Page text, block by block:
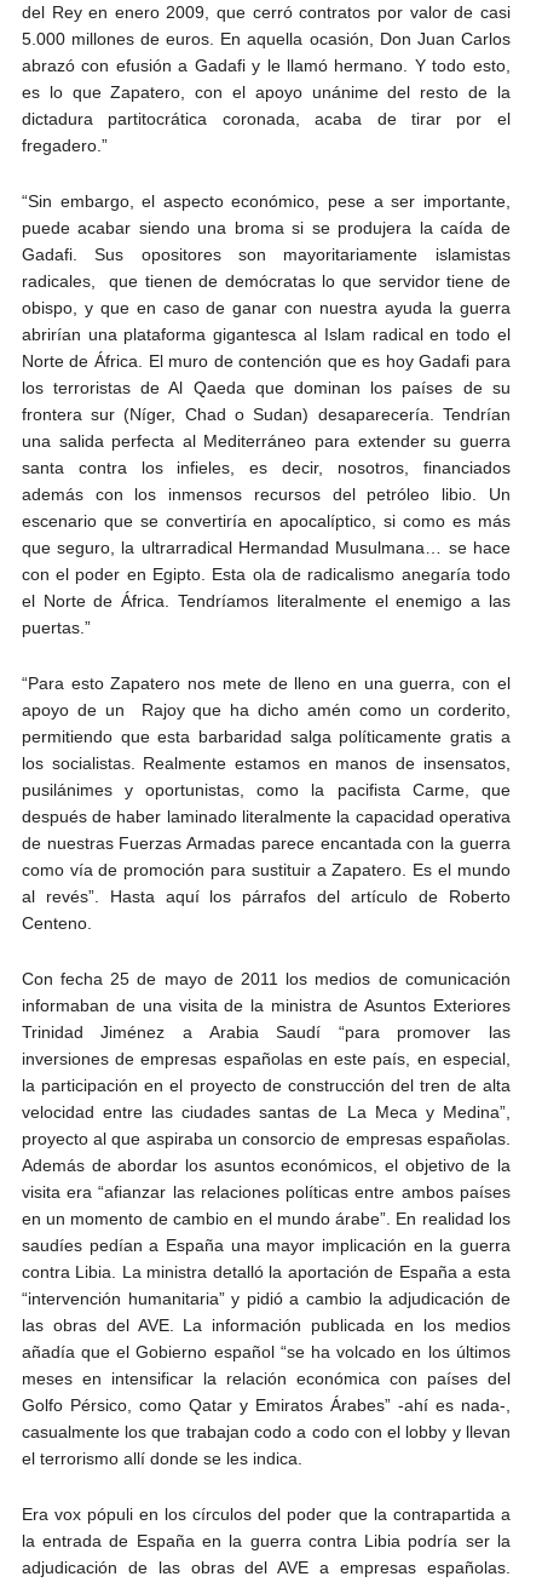
del Rey en enero 2009, que cerró contratos por valor de casi
5.000 millones de euros. En aquella ocasión, Don Juan Carlos
abrazó con efusión a Gadafi y le llamó hermano. Y todo esto,
es lo que Zapatero, con el apoyo unánime del resto de la
dictadura partitocrática coronada, acaba de tirar por el
fregadero.”
“Sin embargo, el aspecto económico, pese a ser importante,
puede acabar siendo una broma si se produjera la caída de
Gadafi. Sus opositores son mayoritariamente islamistas
radicales, que tienen de demócratas lo que servidor tiene de
obispo, y que en caso de ganar con nuestra ayuda la guerra
abrirían una plataforma gigantesca al Islam radical en todo el
Norte de África. El muro de contención que es hoy Gadafi para
los terroristas de Al Qaeda que dominan los países de su
frontera sur (Níger, Chad o Sudan) desaparecería. Tendrían
una salida perfecta al Mediterráneo para extender su guerra
santa contra los infieles, es decir, nosotros, financiados
además con los inmensos recursos del petróleo libio. Un
escenario que se convertiría en apocalíptico, si como es más
que seguro, la ultrarradical Hermandad Musulmana… se hace
con el poder en Egipto. Esta ola de radicalismo anegaría todo
el Norte de África. Tendríamos literalmente el enemigo a las
puertas.”
“Para esto Zapatero nos mete de lleno en una guerra, con el
apoyo de un Rajoy que ha dicho amén como un corderito,
permitiendo que esta barbaridad salga políticamente gratis a
los socialistas. Realmente estamos en manos de insensatos,
pusilánimes y oportunistas, como la pacifista Carme, que
después de haber laminado literalmente la capacidad operativa
de nuestras Fuerzas Armadas parece encantada con la guerra
como vía de promoción para sustituir a Zapatero. Es el mundo
al revés”. Hasta aquí los párrafos del artículo de Roberto
Centeno.
Con fecha 25 de mayo de 2011 los medios de comunicación
informaban de una visita de la ministra de Asuntos Exteriores
Trinidad Jiménez a Arabia Saudí “para promover las
inversiones de empresas españolas en este país, en especial,
la participación en el proyecto de construcción del tren de alta
velocidad entre las ciudades santas de La Meca y Medina”,
proyecto al que aspiraba un consorcio de empresas españolas.
Además de abordar los asuntos económicos, el objetivo de la
visita era “afianzar las relaciones políticas entre ambos países
en un momento de cambio en el mundo árabe”. En realidad los
saudíes pedían a España una mayor implicación en la guerra
contra Libia. La ministra detalló la aportación de España a esta
“intervención humanitaria” y pidió a cambio la adjudicación de
las obras del AVE. La información publicada en los medios
añadía que el Gobierno español “se ha volcado en los últimos
meses en intensificar la relación económica con países del
Golfo Pérsico, como Qatar y Emiratos Árabes” -ahí es nada-,
casualmente los que trabajan codo a codo con el lobby y llevan
el terrorismo allí donde se les indica.
Era vox pópuli en los círculos del poder que la contrapartida a
la entrada de España en la guerra contra Libia podría ser la
adjudicación de las obras del AVE a empresas españolas.